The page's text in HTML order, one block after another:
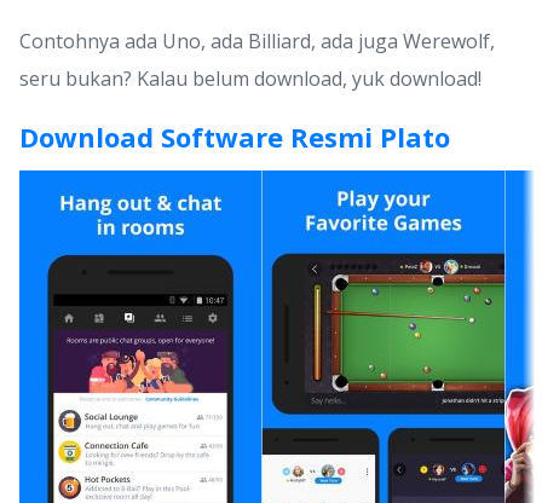
Contohnya ada Uno, ada Billiard, ada juga Werewolf,
seru bukan? Kalau belum download, yuk download!
Download Software Resmi Plato